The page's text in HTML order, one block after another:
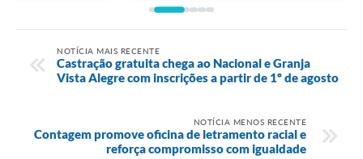
NOTÍCIA MAIS RECENTE
Castração gratuita chega ao Nacional e Granja
Vista Alegre com inscrições a partir de 1º de agosto
NOTÍCIA MENOS RECENTE
Contagem promove oficina de letramento racial e
reforça compromisso com igualdade